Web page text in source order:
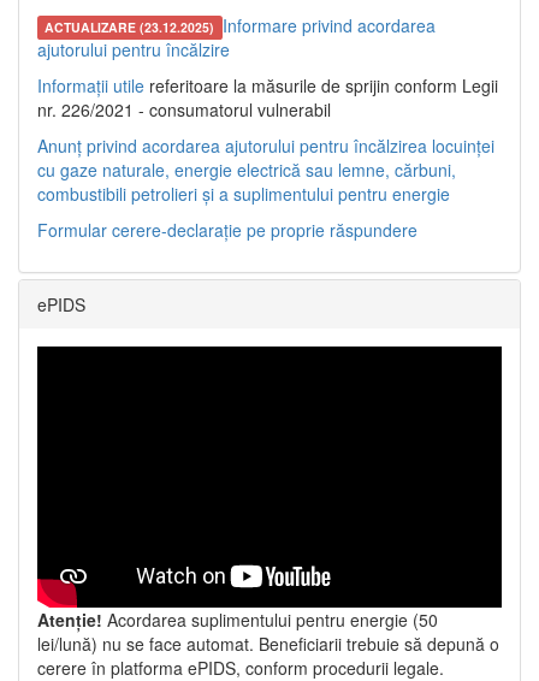
ACTUALIZARE (23.12.2025) Informare privind acordarea
ajutorului pentru încălzire
Informații utile referitoare la măsurile de sprijin conform Legii
nr. 226/2021 - consumatorul vulnerabil
Anunț privind acordarea ajutorului pentru încălzirea locuinței
cu gaze naturale, energie electrică sau lemne, cărbuni,
combustibili petrolieri și a suplimentului pentru energie
Formular cerere-declarație pe proprie răspundere
ePIDS
Atenție! Acordarea suplimentului pentru energie (50
lei/lună) nu se face automat. Beneficiarii trebuie să depună o
cerere în platforma ePIDS, conform procedurii legale.